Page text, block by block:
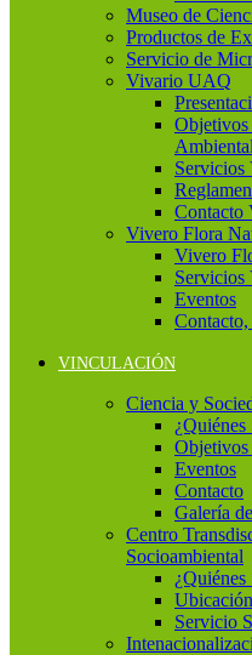
Museo de
Productos de
Servicio de
Vivario UAQ
Objetivos
Ambiental
Servicios
Contacto
Vivero Flora
Vivero
Servicios
Eventos
VINCULACIÓN
Ciencia y
¿Quiénes
Eventos
Contacto
Galería
Centro
Socioambiental
Servicio